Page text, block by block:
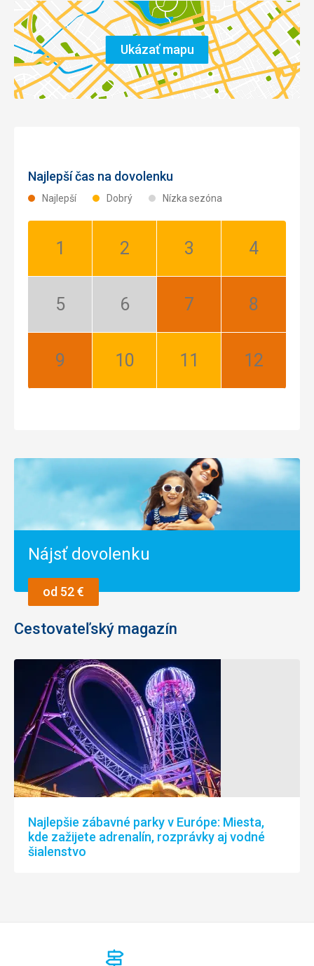
Ukázať mapu
Najlepší čas na dovolenku
Najlepší Dobrý Nízka sezóna
Január:
Február:
Marec:
Apríl:
Máj:
Jún:
Júl:
August:
September:
Október:
November:
December:
Nájsť dovolenku
od 52 €
Cestovateľský magazín
Najlepšie zábavné parky v Európe: Miesta,
kde zažijete adrenalín, rozprávky aj vodné
šialenstvo